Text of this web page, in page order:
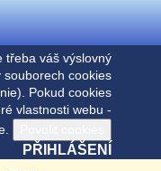
třeba váš výslovný
cookies
Pokud cookies
vlastnosti webu -
PŘIHLÁŠENÍ